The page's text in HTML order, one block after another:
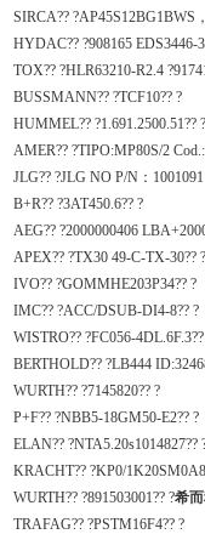
SIRCA??
HYDAC?? ?908165 EDS3446-
TOX?? ?HLR63210-R2.4
BUSSMANN?? ?TCF10?? ?
HUMMEL?? ?1.691.2500.51??
AMER?? ?TIPO:MP80S/2
JLG?? ?JLG NO P/N：
B+R?? ?3AT450.6?? ?
AEG?? ?2000000406
APEX?? ?TX30 49-C-TX-30??
IVO?? ?GOMMHE203P34?? ?
IMC?? ?ACC/DSUB-DI4-8?? ?
WISTRO?? ?FC056-
BERTHOLD?? ?LB444
WURTH?? ?7145820?? ?
P+F?? ?NBB5-18GM50-E2?? ?
ELAN?? ?NTA5.20s1014827??
KRACHT?? ?KP0/
WURTH?? ?891503001?? ?希
TRAFAG?? ?PSTM16F4?? ?